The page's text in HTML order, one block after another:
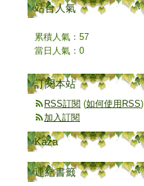
站台人氣
累積人氣： 57
當日人氣： 0
訂閱本站
RSS訂閱 (如何使用RSS)
加入訂閱
Kaza
連結書籤